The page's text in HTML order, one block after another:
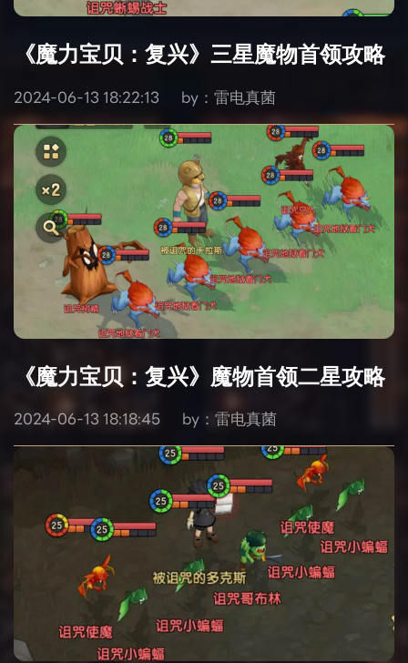
《魔力宝贝：复兴》三星魔物首领攻略
2024-06-13 18:22:13 by：雷电真菌
《魔力宝贝：复兴》魔物首领二星攻略
2024-06-13 18:18:45 by：雷电真菌